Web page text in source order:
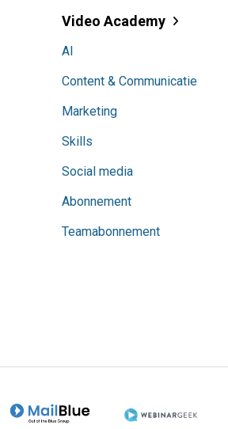
Video Academy
AI
Content & Communicatie
Marketing
Skills
Social media
Abonnement
Teamabonnement